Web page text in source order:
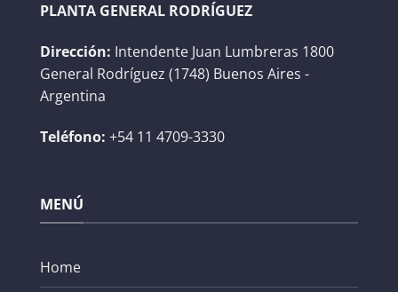
PLANTA GENERAL RODRÍGUEZ
Dirección: Intendente Juan Lumbreras 1800
General Rodríguez (1748) Buenos Aires -
Argentina
Teléfono: +54 11 4709-3330
MENÚ
Home